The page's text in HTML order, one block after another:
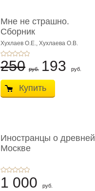
Мне не страшно.
Сборник
терапевтических
сказо� ...
Хухлаев О.Е., Хухлаева О.В.
250 руб. 193 руб.
Купить
Иностранцы о древней
Москве
1 000 руб.